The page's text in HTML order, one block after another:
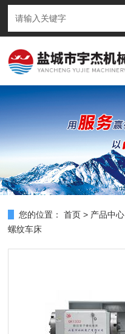
您的位置： 首页 > 产品中心
螺纹车床